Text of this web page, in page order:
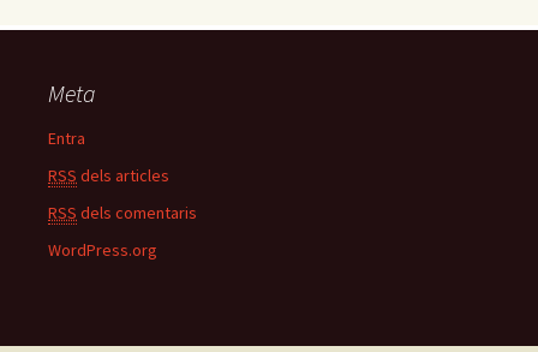
Meta
Entra
RSS dels articles
RSS dels comentaris
WordPress.org